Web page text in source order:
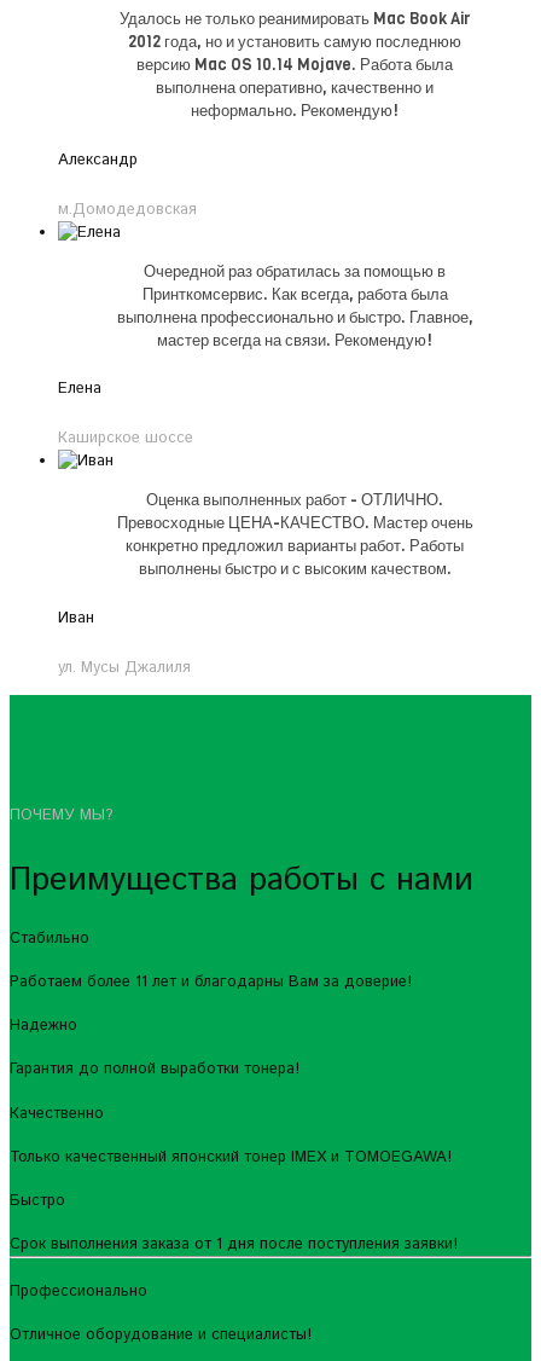
Удалось не только реанимировать Mac Book Air
2012 года, но и установить самую последнюю
версию Mac OS 10.14 Mojave. Работа была
выполнена оперативно, качественно и
неформально. Рекомендую!
Александр
м.Домодедовская
Очередной раз обратилась за помощью в
Принткомсервис. Как всегда, работа была
выполнена профессионально и быстро. Главное,
мастер всегда на связи. Рекомендую!
Елена
Каширское шоссе
Оценка выполненных работ - ОТЛИЧНО.
Превосходные ЦЕНА-КАЧЕСТВО. Мастер очень
конкретно предложил варианты работ. Работы
выполнены быстро и с высоким качеством.
Иван
ул. Мусы Джалиля
ПОЧЕМУ МЫ?
Преимущества работы с нами
Стабильно
Работаем более 11 лет и благодарны Вам за доверие!
Надежно
Гарантия до полной выработки тонера!
Качественно
Только качественный японский тонер IMEX и TOMOEGAWA!
Быстро
Срок выполнения заказа от 1 дня после поступления заявки!
Профессионально
Отличное оборудование и специалисты!